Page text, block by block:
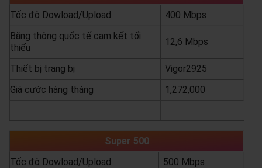
Tốc độ Dowload/Upload
400 Mbps
Băng thông quốc tế cam kết tối
thiểu
12,6 Mbps
Thiết bị trang bị
Vigor2925
Giá cước hàng tháng
1,272,000
Super 500
Tốc độ Dowload/Upload
500 Mbps